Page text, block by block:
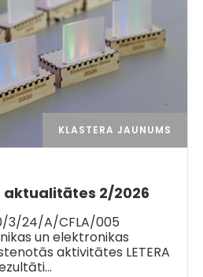
KLASTERA JAUNUMS
aktualitātes 2/2026
3/24/A/CFLA/005
un elektronikas
aktivitātes LETERA